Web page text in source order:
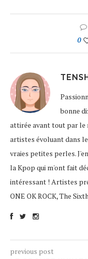
0
bonne
attirée avant tout par le
artistes évoluant dans
vraies petites perles.
la Kpop qui m'ont fait
intéressant ! Artistes
ONE OK ROCK, The
previous post